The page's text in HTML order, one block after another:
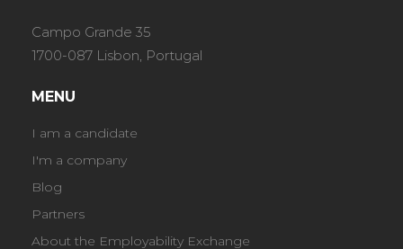
Campo Grande 35
1700-087 Lisbon, Portugal
MENU
I am a candidate
I'm a company
Blog
Partners
About the Employability Exchange